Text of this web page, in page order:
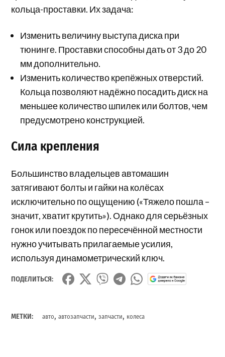
кольца-проставки. Их задача:
Изменить величину выступа диска при
тюнинге. Проставки способны дать от 3 до 20
мм дополнительно.
Изменить количество крепёжных отверстий.
Кольца позволяют надёжно посадить диск на
меньшее количество шпилек или болтов, чем
предусмотрено конструкцией.
Сила крепления
Большинство владельцев автомашин
затягивают болты и гайки на колёсах
исключительно по ощущению («Тяжело пошла –
значит, хватит крутить»). Однако для серьёзных
гонок или поездок по пересечённой местности
нужно учитывать прилагаемые усилия,
используя динамометрический ключ.
ПОДЕЛИТЬСЯ:
МЕТКИ: авто,автозапчасти,запчасти, колеса